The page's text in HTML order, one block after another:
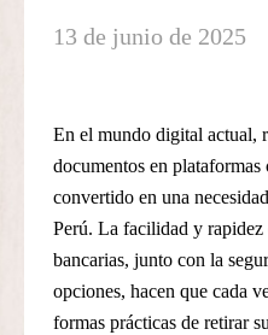
13 de junio de 2025
En el mundo digital actual,
documentos en
convertido en una
Perú. La facilidad y rapidez
bancarias, junto con la
opciones, hacen que cada
formas prácticas de retirar